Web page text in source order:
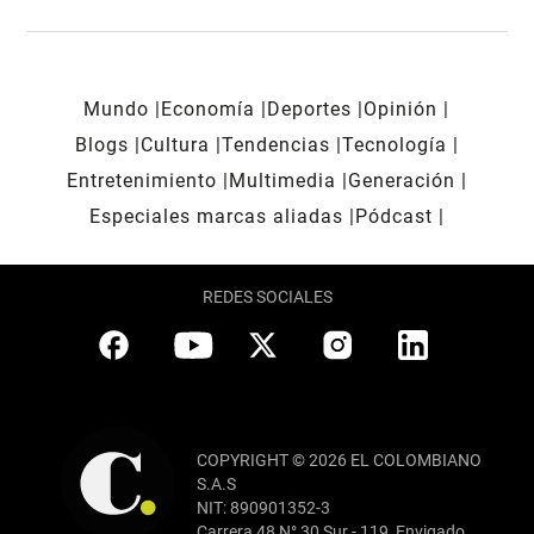
Mundo Economía Deportes
Opinión
Blogs
Cultura Tendencias Tecnología
Entretenimiento
Multimedia
Generación
Especiales marcas aliadas
Pódcast
REDES SOCIALES
COPYRIGHT © 2026 EL COLOMBIANO
S.A.S
NIT: 890901352-3